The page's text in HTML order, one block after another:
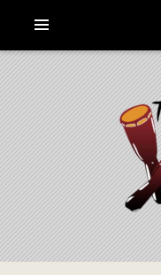
LE
La Culture du Mboa